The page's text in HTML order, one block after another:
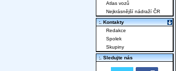
Atlas vozů
Nejkrásnější nádraží ČR
:. Kontakty
Redakce
Spolek
Skupiny
:. Sledujte nás